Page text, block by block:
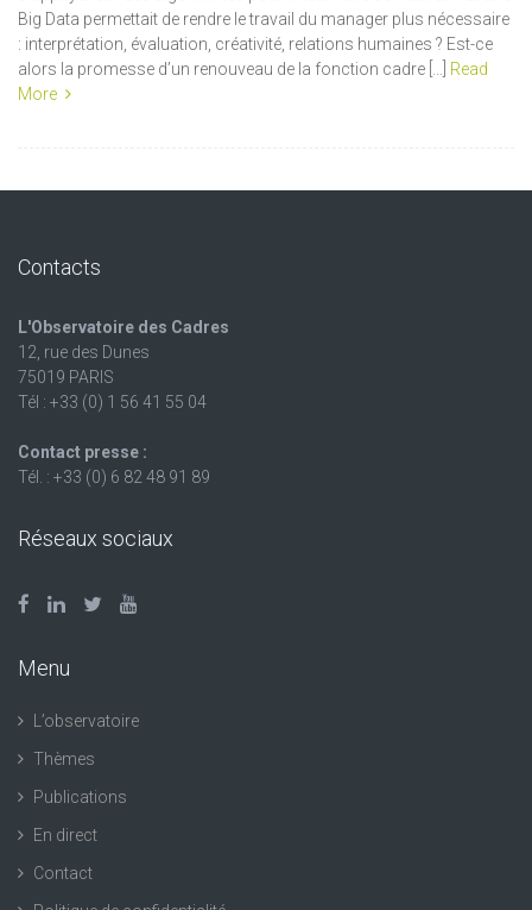
Big Data permettait de rendre le travail du manager plus nécessaire
: interprétation, évaluation, créativité, relations humaines ? Est-ce
alors la promesse d’un renouveau de la fonction cadre […] Read
More
Contacts
L'Observatoire des Cadres
12, rue des Dunes
75019 PARIS
Tél : +33 (0) 1 56 41 55 04
Contact presse :
Tél. : +33 (0) 6 82 48 91 89
Réseaux sociaux
Menu
L’observatoire
Thèmes
Publications
En direct
Contact